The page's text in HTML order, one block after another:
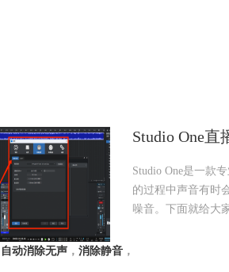
Studio One
Studio One是一款
的过程中声音有时
噪音。下面就给大
自动消除无声 ， 消除静音 ，